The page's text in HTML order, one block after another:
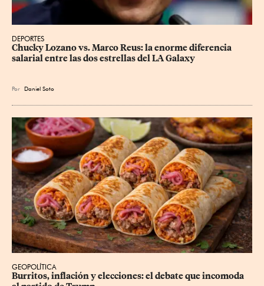
DEPORTES
Chucky Lozano vs. Marco Reus: la enorme diferencia
salarial entre las dos estrellas del LA Galaxy
Por Daniel Soto
GEOPOLÍTICA
Burritos, inflación y elecciones: el debate que incomoda